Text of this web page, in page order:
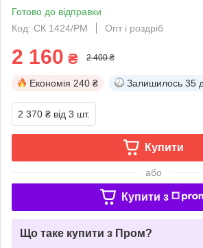
Готово до відправки
Код: СК 1424/РМ
Опт і роздріб
2 160 ₴ 2 400 ₴
Економія 240 ₴ Залишилось 35
2 370 ₴ від 3 шт.
Купити
або
Купити з
Що таке купити з Пром?